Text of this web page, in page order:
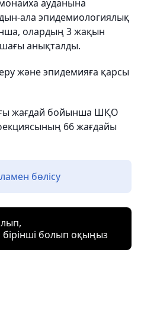
ауданына
ала эпидемиологиялық
олардың 3 жақын
анықталды.
және эпидемияға қарсы
жағдай бойынша ШҚО
66 жағдайы
бөлісу
болып оқыңыз